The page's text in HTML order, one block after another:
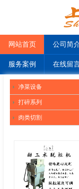
网站首页 公司简
服务案例 在线留
净菜设备
打碎系列
肉类切割